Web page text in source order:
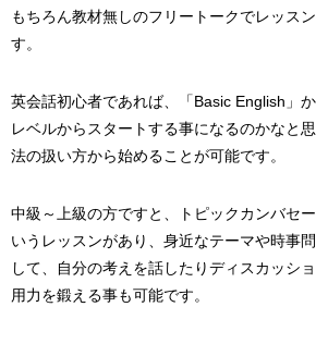
もちろん教材無しのフリートークでレッス
す。
英会話初心者であれば、「Basic English」
レベルからスタートする事になるのかなと
法の扱い方から始めることが可能です。
中級～上級の方ですと、トピックカンバセ
いうレッスンがあり、身近なテーマや時事
して、自分の考えを話したりディスカッシ
用力を鍛える事も可能です。